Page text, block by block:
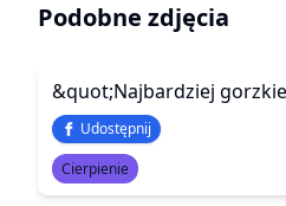
Podobne zdjęcia
Udostępnij
Cierpienie